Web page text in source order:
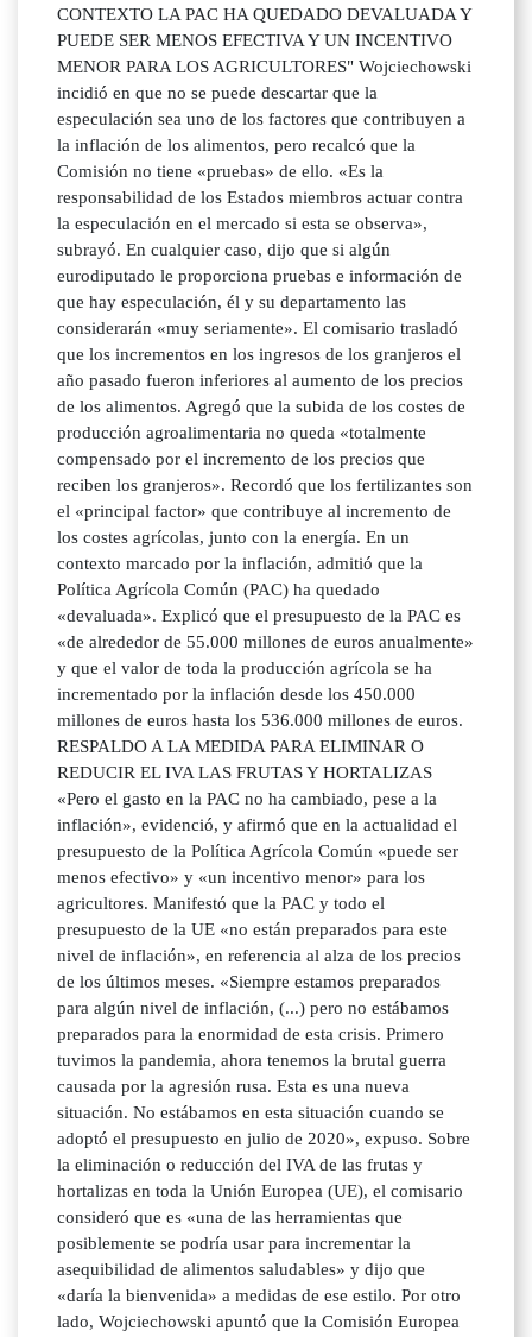
CONTEXTO LA PAC HA QUEDADO DEVALUADA Y
PUEDE SER MENOS EFECTIVA Y UN INCENTIVO
MENOR PARA LOS AGRICULTORES" Wojciechowski
incidió en que no se puede descartar que la
especulación sea uno de los factores que contribuyen a
la inflación de los alimentos, pero recalcó que la
Comisión no tiene «pruebas» de ello. «Es la
responsabilidad de los Estados miembros actuar contra
la especulación en el mercado si esta se observa»,
subrayó. En cualquier caso, dijo que si algún
eurodiputado le proporciona pruebas e información de
que hay especulación, él y su departamento las
considerarán «muy seriamente». El comisario trasladó
que los incrementos en los ingresos de los granjeros el
año pasado fueron inferiores al aumento de los precios
de los alimentos. Agregó que la subida de los costes de
producción agroalimentaria no queda «totalmente
compensado por el incremento de los precios que
reciben los granjeros». Recordó que los fertilizantes son
el «principal factor» que contribuye al incremento de
los costes agrícolas, junto con la energía. En un
contexto marcado por la inflación, admitió que la
Política Agrícola Común (PAC) ha quedado
«devaluada». Explicó que el presupuesto de la PAC es
«de alrededor de 55.000 millones de euros anualmente»
y que el valor de toda la producción agrícola se ha
incrementado por la inflación desde los 450.000
millones de euros hasta los 536.000 millones de euros.
RESPALDO A LA MEDIDA PARA ELIMINAR O
REDUCIR EL IVA LAS FRUTAS Y HORTALIZAS
«Pero el gasto en la PAC no ha cambiado, pese a la
inflación», evidenció, y afirmó que en la actualidad el
presupuesto de la Política Agrícola Común «puede ser
menos efectivo» y «un incentivo menor» para los
agricultores. Manifestó que la PAC y todo el
presupuesto de la UE «no están preparados para este
nivel de inflación», en referencia al alza de los precios
de los últimos meses. «Siempre estamos preparados
para algún nivel de inflación, (...) pero no estábamos
preparados para la enormidad de esta crisis. Primero
tuvimos la pandemia, ahora tenemos la brutal guerra
causada por la agresión rusa. Esta es una nueva
situación. No estábamos en esta situación cuando se
adoptó el presupuesto en julio de 2020», expuso. Sobre
la eliminación o reducción del IVA de las frutas y
hortalizas en toda la Unión Europea (UE), el comisario
consideró que es «una de las herramientas que
posiblemente se podría usar para incrementar la
asequibilidad de alimentos saludables» y dijo que
«daría la bienvenida» a medidas de ese estilo. Por otro
lado, Wojciechowski apuntó que la Comisión Europea